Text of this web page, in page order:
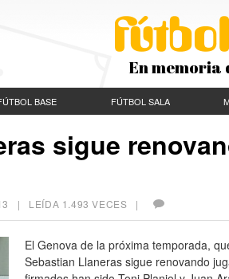
En memoria
BASE FÚTBOL SALA
sigue
| LEÍDA 1.493 VECES |
El Genova de la próxima temporada,
Sebastian Llaneras sigue renovando